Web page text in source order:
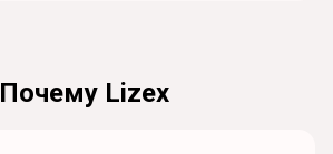
Почему Lizex